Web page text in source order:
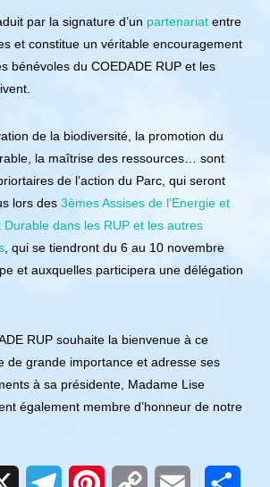
par la signature d’un partenariatentre
et constitue un véritable encouragement
bénévoles du COEDADE RUP et les
de la biodiversité, la promotion du
la maîtrise des ressources… sont
de l’action du Parc, qui seront
lors des 3èmes Assises de l’Energie et
dans les RUP et les autres
, qui se tiendront du 6 au 10 novembre
et auxquelles participera une délégation
RUP souhaite la bienvenue à ce
de grande importance et adresse ses
à sa présidente, Madame Lise
également membre d’honneur de notre
TelegramPinterestCopy Email